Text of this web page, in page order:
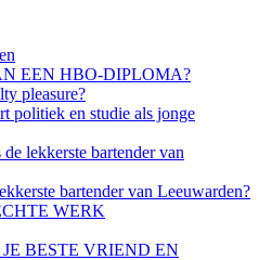
EEN HBO-DIPLOMA?
pleasure?
politiek en studie als jonge
lekkerste bartender van
bartender van Leeuwarden?
WERK
BESTE VRIEND EN